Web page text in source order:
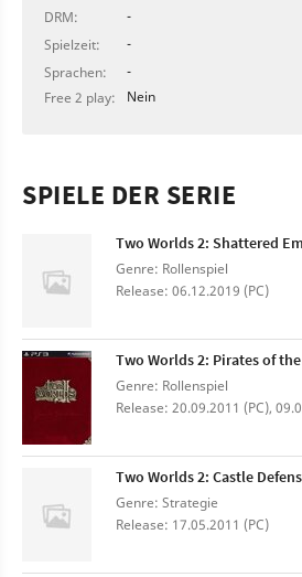
DRM:
-
Spielzeit:
-
Sprachen:
-
Free 2 play:
Nein
SPIELE DER SERIE
Two Worlds 2: Shattered
Genre: Rollenspiel
Release: 06.12.2019 (PC)
Two Worlds 2: Pirates of
Genre: Rollenspiel
Release: 20.09.2011 (PC),
Two Worlds 2: Castle
Genre: Strategie
Release: 17.05.2011 (PC)